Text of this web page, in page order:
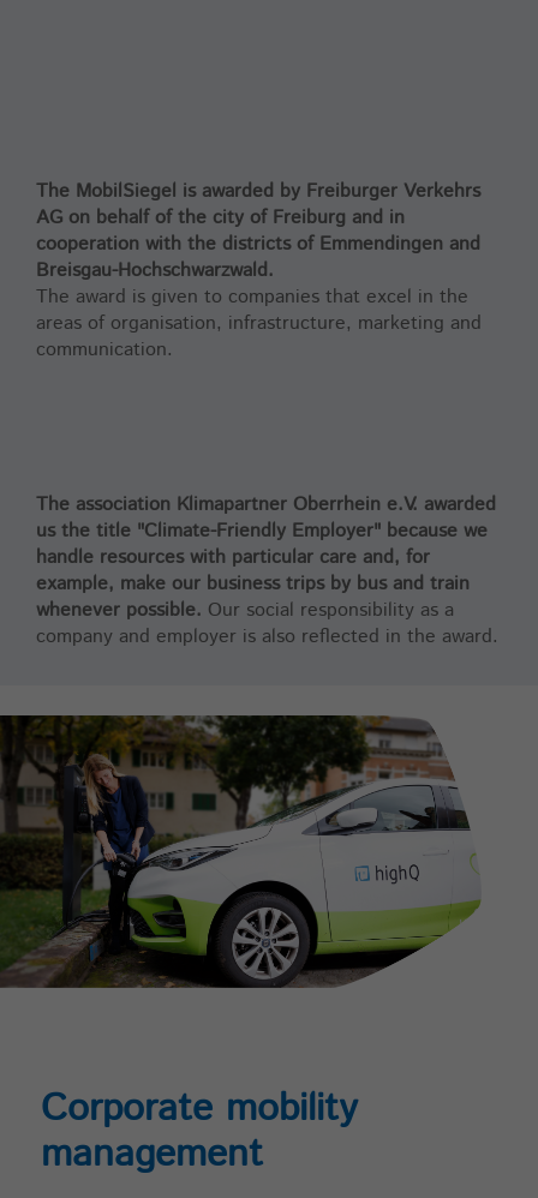
The MobilSiegel is awarded by Freiburger Verkehrs
AG on behalf of the city of Freiburg and in
cooperation with the districts of Emmendingen and
Breisgau-Hochschwarzwald.
The award is given to companies that excel in the
areas of organisation, infrastructure, marketing and
communication.
The association Klimapartner Oberrhein e.V. awarded
us the title "Climate-Friendly Employer" because we
handle resources with particular care and, for
example, make our business trips by bus and train
whenever possible. Our social responsibility as a
company and employer is also reflected in the award.
Corporate mobility
management